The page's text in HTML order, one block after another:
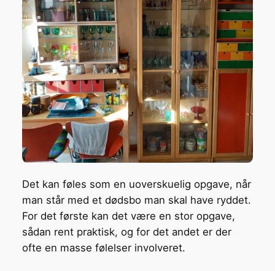
Det kan føles som en uoverskuelig opgave, når
man står med et dødsbo man skal have ryddet.
For det første kan det være en stor opgave,
sådan rent praktisk, og for det andet er der
ofte en masse følelser involveret.